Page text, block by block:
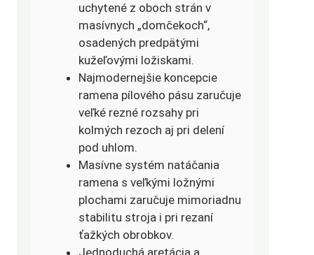
uchytené z oboch strán v
masívnych „domčekoch“,
osadených predpätými
kužeľovými ložiskami.
Najmodernejšie koncepcie
ramena pílového pásu zaručuje
veľké rezné rozsahy pri
kolmých rezoch aj pri delení
pod uhlom.
Masívne systém natáčania
ramena s veľkými ložnými
plochami zaručuje mimoriadnu
stabilitu stroja i pri rezaní
ťažkých obrobkov.